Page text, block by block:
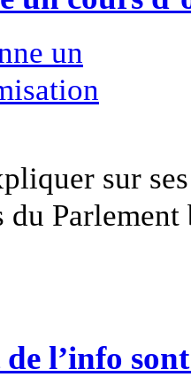
sur
du
l’info